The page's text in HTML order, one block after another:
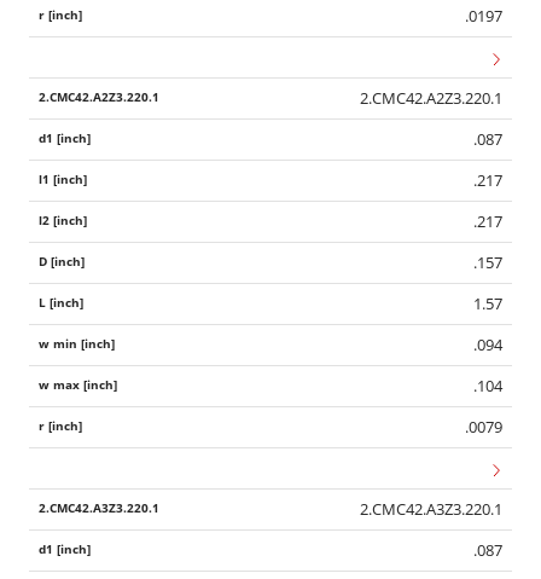
.0197
2.CMC42.A2Z3.220.1
.087
.217
.217
.157
1.57
.094
.104
.0079
2.CMC42.A3Z3.220.1
.087